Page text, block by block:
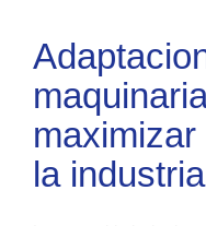
la industria